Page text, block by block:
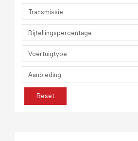
Transmissie
Bijtellingspercentage
Voertuigtype
Aanbieding
Reset